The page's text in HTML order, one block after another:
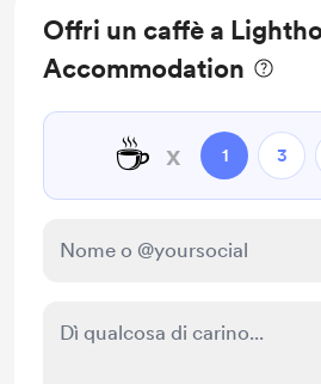
Offri un caffè a
Accommodation
☕ x 1 3